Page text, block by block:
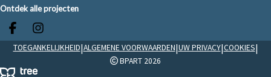
Ontdek alle projecten
Deel op facebook
Deel op Instagram
TOEGANKELIJKHEID|ALGEMENE VOORWAARDEN|UW PRIVACY|COOKIES|
BPART 2026